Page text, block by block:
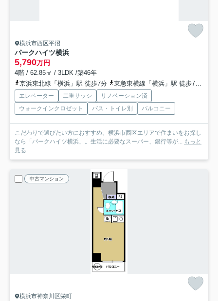
横浜市西区平沼
パークハイツ横浜
5,790万円
4階 / 62.85㎡ / 3LDK /築46年
京浜東北線「横浜」駅 徒歩7分
東急東横線「横浜」駅 徒歩7分
エレベーター 二重サッシ
リノベーション済
ウォークインクロゼット
バス・トイレ別 バルコニー
こだわりで選びたい方におすすめ。横浜市西区エリアで住まいをお探し
なら「パークハイツ横浜」。生活に必要なスーパー、銀行等が... もっと
見る
中古マンション
横浜市神奈川区栄町